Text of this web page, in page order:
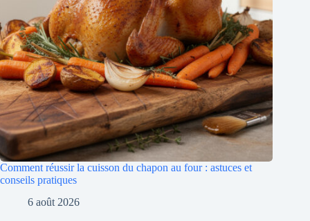
Comment réussir la cuisson du chapon au four : astuces et
conseils pratiques
6 août 2026